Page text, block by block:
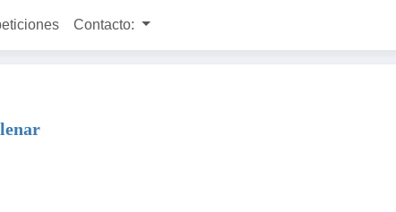
Contacto: